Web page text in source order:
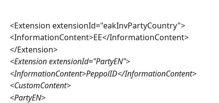
<Extension extensionId="eakInvPartyCountry">
<InformationContent>EE</InformationContent>
</Extension>
<Extension extensionId="PartyEN">
<InformationContent>PeppolID</InformationContent>
<CustomContent>
<PartyEN>